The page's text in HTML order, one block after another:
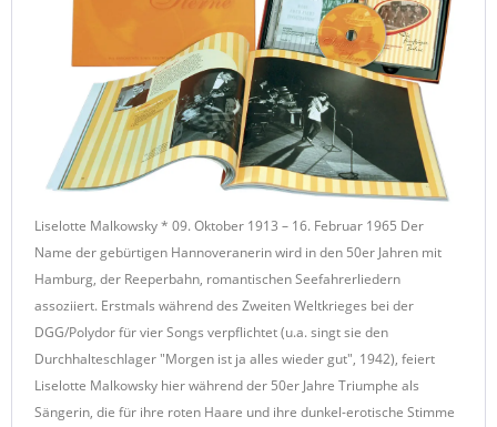
Liselotte Malkowsky * 09. Oktober 1913 – 16. Februar 1965 Der
Name der gebürtigen Hannoveranerin wird in den 50er Jahren mit
Hamburg, der Reeperbahn, romantischen Seefahrerliedern
assoziiert. Erstmals während des Zweiten Weltkrieges bei der
DGG/Polydor für vier Songs verpflichtet (u.a. singt sie den
Durchhalteschlager "Morgen ist ja alles wieder gut", 1942), feiert
Liselotte Malkowsky hier während der 50er Jahre Triumphe als
Sängerin, die für ihre roten Haare und ihre dunkel-erotische Stimme